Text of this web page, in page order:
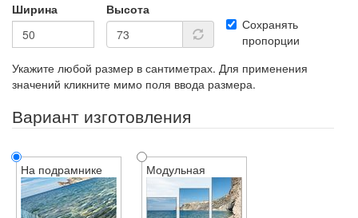
Ширина
Высота
Сохранять
пропорции
Укажите любой размер в сантиметрах. Для применения
значений кликните мимо поля ввода размера.
Вариант изготовления
На подрамнике Модульная